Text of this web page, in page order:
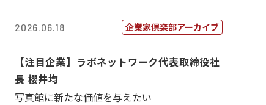
2026.06.18 企業家倶楽部アーカイブ
【注目企業】ラボネットワーク代表取締役社
長 櫻井均
写真館に新たな価値を与えたい